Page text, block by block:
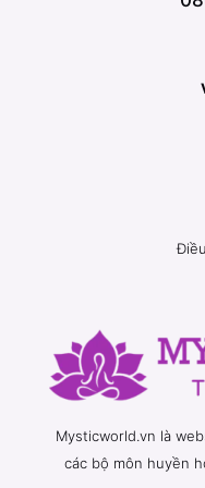
Mysticworld.vn là
các bộ môn huyền